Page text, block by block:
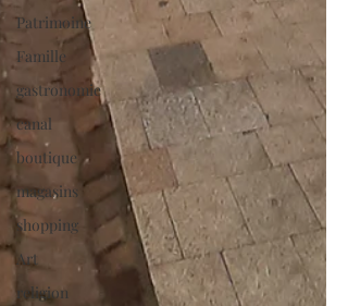
Patrimoine
Famille
gastronomie
canal
boutique
magasins
shopping
Art
religion